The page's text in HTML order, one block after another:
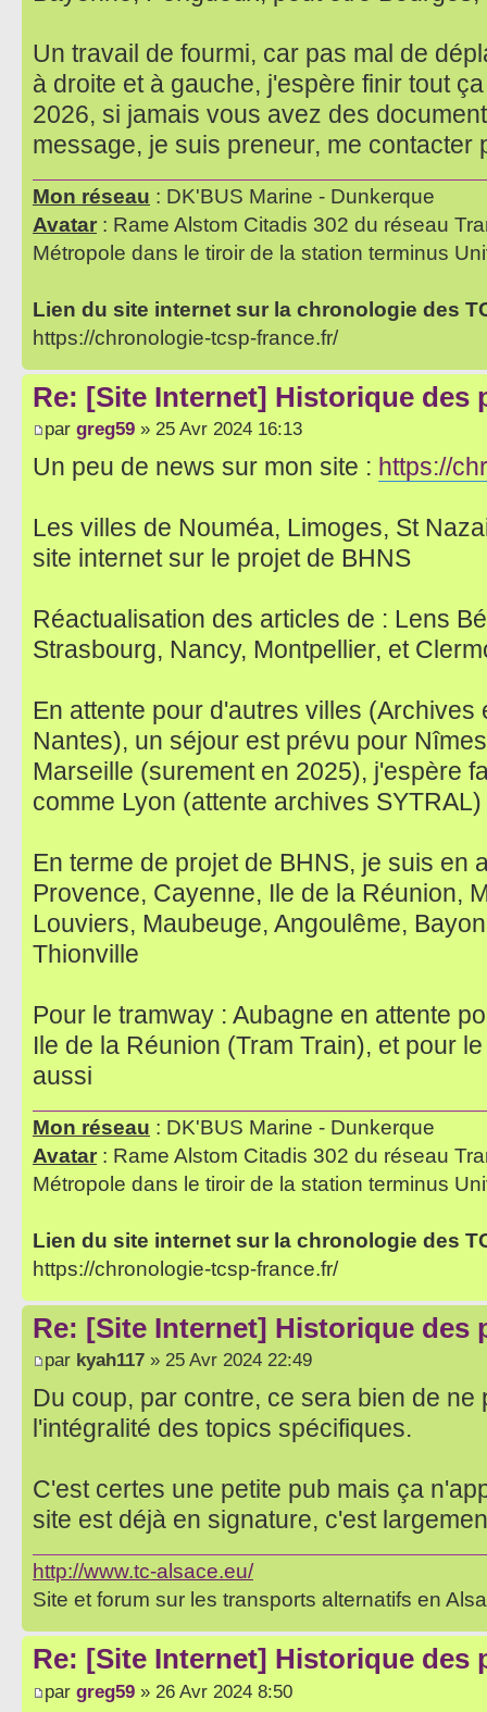
Un travail de fourmi, car pas mal de
à droite et à gauche, j'espère finir tout
2026, si jamais vous avez des
message, je suis preneur, me contacter
Mon réseau : DK'BUS Marine - Dunkerque
Avatar : Rame Alstom Citadis 302 du réseau
Métropole dans le tiroir de la station terminus
Lien du site internet sur la chronologie des
https://chronologie-tcsp-france.fr/
Re: [Site Internet] Historique des
par greg59 » 25 Avr 2024 16:13
Un peu de news sur mon site : https://
Les villes de Nouméa, Limoges, St
site internet sur le projet de BHNS
Réactualisation des articles de : Lens
Strasbourg, Nancy, Montpellier, et
En attente pour d'autres villes (Archives
Nantes), un séjour est prévu pour
Marseille (surement en 2025), j'espère
comme Lyon (attente archives SYTRAL)
En terme de projet de BHNS, je suis en
Provence, Cayenne, Ile de la Réunion,
Louviers, Maubeuge, Angoulême,
Thionville
Pour le tramway : Aubagne en attente
Ile de la Réunion (Tram Train), et pour
aussi
Mon réseau : DK'BUS Marine - Dunkerque
Avatar : Rame Alstom Citadis 302 du réseau
Métropole dans le tiroir de la station terminus
Lien du site internet sur la chronologie des
https://chronologie-tcsp-france.fr/
Re: [Site Internet] Historique des
par kyah117 » 25 Avr 2024 22:49
Du coup, par contre, ce sera bien de ne
l'intégralité des topics spécifiques.
C'est certes une petite pub mais ça
site est déjà en signature, c'est
http://www.tc-alsace.eu/
Site et forum sur les transports alternatifs en
Re: [Site Internet] Historique des
par greg59 » 26 Avr 2024 8:50